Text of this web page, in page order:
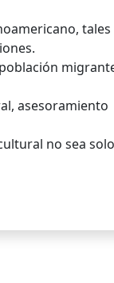
tales
asesoramiento
no sea